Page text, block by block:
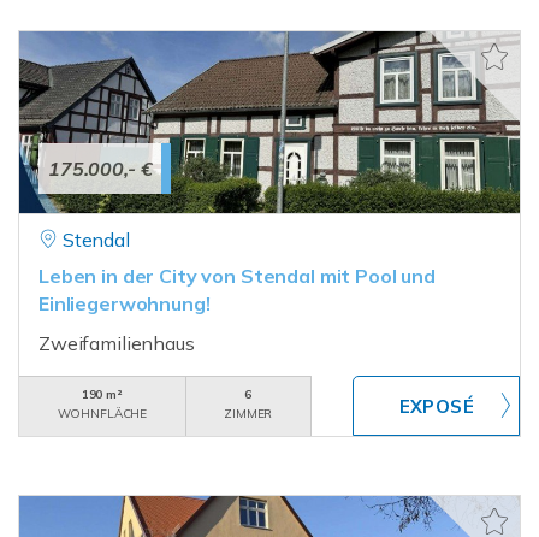
175.000,- €
Stendal
Leben in der City von Stendal mit Pool und
Einliegerwohnung!
Zweifamilienhaus
190 m²
WOHNFLÄCHE
6
ZIMMER